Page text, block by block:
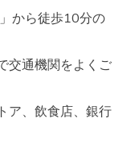
から徒歩10分の
交通機関をよくご
ア、飲食店、銀行